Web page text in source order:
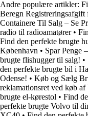
Andre populære artikler:
Beregn
Containere Til Salg – Se
radio til radioamatører•
Find den perfekte brugte
København • Spar Penge
brugte flishugger til salg! •
den perfekte brugte bil i
Odense! • Køb og Sælg
reklamationsret ved køb
brugte el-kørestol • Find
perfekte brugte Volvo til